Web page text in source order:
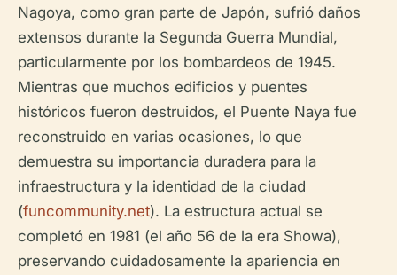
Nagoya, como gran parte de Japón, sufrió daños
extensos durante la Segunda Guerra Mundial,
particularmente por los bombardeos de 1945.
Mientras que muchos edificios y puentes
históricos fueron destruidos, el Puente Naya fue
reconstruido en varias ocasiones, lo que
demuestra su importancia duradera para la
infraestructura y la identidad de la ciudad
(funcommunity.net). La estructura actual se
completó en 1981 (el año 56 de la era Showa),
preservando cuidadosamente la apariencia en